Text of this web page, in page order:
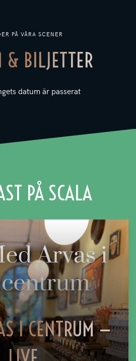
PÅ VÅRA SCENER
& BILJETTER
datum är passerat
PÅ SCALA
I CENTRUM —